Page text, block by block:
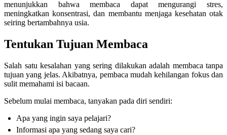
menunjukkan bahwa membaca dapat mengurangi stres,
meningkatkan konsentrasi, dan membantu menjaga kesehatan otak
seiring bertambahnya usia.
Tentukan Tujuan Membaca
Salah satu kesalahan yang sering dilakukan adalah membaca tanpa
tujuan yang jelas. Akibatnya, pembaca mudah kehilangan fokus dan
sulit memahami isi bacaan.
Sebelum mulai membaca, tanyakan pada diri sendiri:
Apa yang ingin saya pelajari?
Informasi apa yang sedang saya cari?